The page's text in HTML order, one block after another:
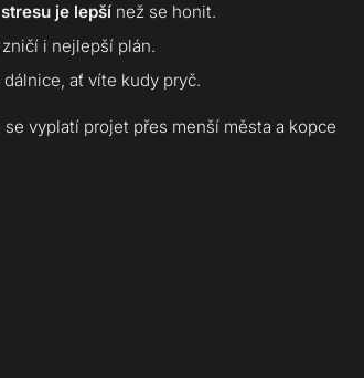
je lepší než se honit.
i nejlepší plán.
dálnice, ať víte kudy pryč.
vyplatí projet přes menší města a kopce